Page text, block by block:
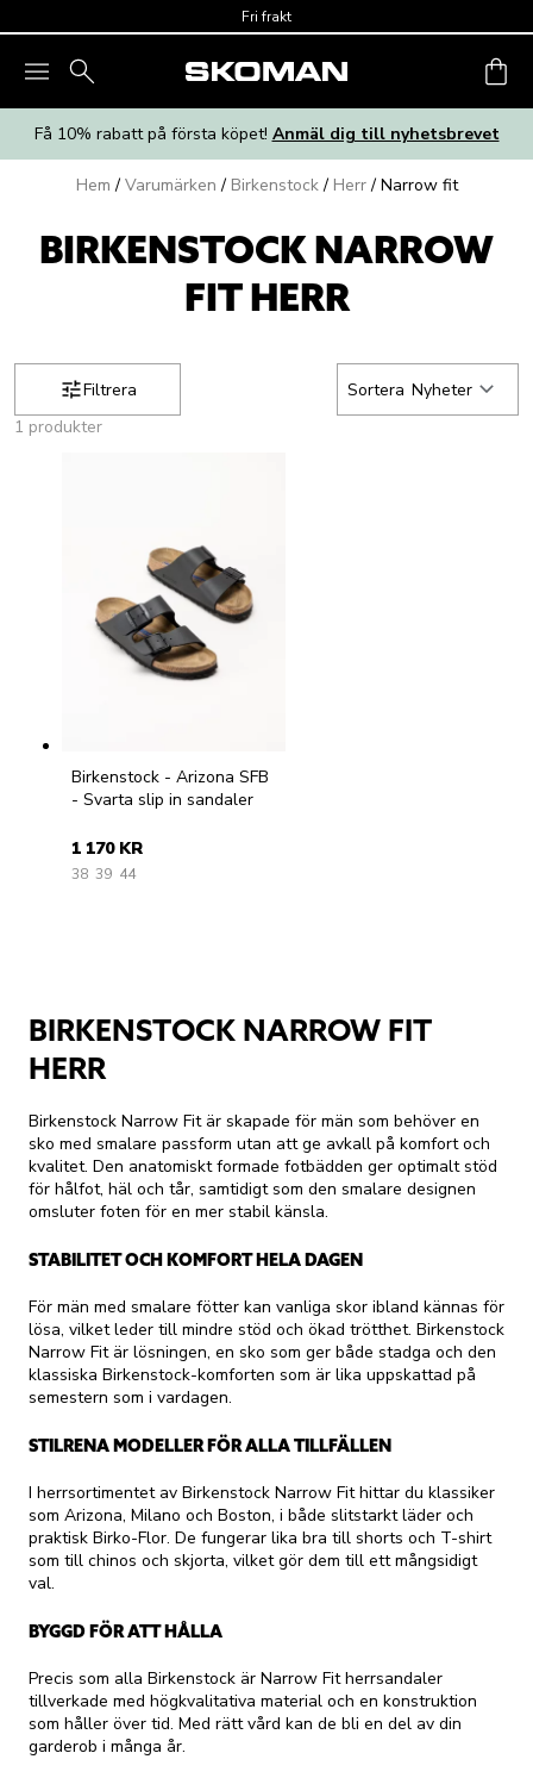
Fri frakt
Få 10% rabatt på första köpet! Anmäl dig till nyhetsbrevet
Hem / Varumärken / Birkenstock / Herr / Narrow fit
BIRKENSTOCK NARROW
FIT HERR
Filtrera Sortera Nyheter
1 produkter
Birkenstock - Arizona SFB
- Svarta slip in sandaler
1 170 KR
38 39 44
BIRKENSTOCK NARROW FIT
HERR
Birkenstock Narrow Fit är skapade för män som behöver en
sko med smalare passform utan att ge avkall på komfort och
kvalitet. Den anatomiskt formade fotbädden ger optimalt stöd
för hålfot, häl och tår, samtidigt som den smalare designen
omsluter foten för en mer stabil känsla.
STABILITET OCH KOMFORT HELA DAGEN
För män med smalare fötter kan vanliga skor ibland kännas för
lösa, vilket leder till mindre stöd och ökad trötthet. Birkenstock
Narrow Fit är lösningen, en sko som ger både stadga och den
klassiska Birkenstock-komforten som är lika uppskattad på
semestern som i vardagen.
STILRENA MODELLER FÖR ALLA TILLFÄLLEN
I herrsortimentet av Birkenstock Narrow Fit hittar du klassiker
som Arizona, Milano och Boston, i både slitstarkt läder och
praktisk Birko-Flor. De fungerar lika bra till shorts och T-shirt
som till chinos och skjorta, vilket gör dem till ett mångsidigt
val.
BYGGD FÖR ATT HÅLLA
Precis som alla Birkenstock är Narrow Fit herrsandaler
tillverkade med högkvalitativa material och en konstruktion
som håller över tid. Med rätt vård kan de bli en del av din
garderob i många år.